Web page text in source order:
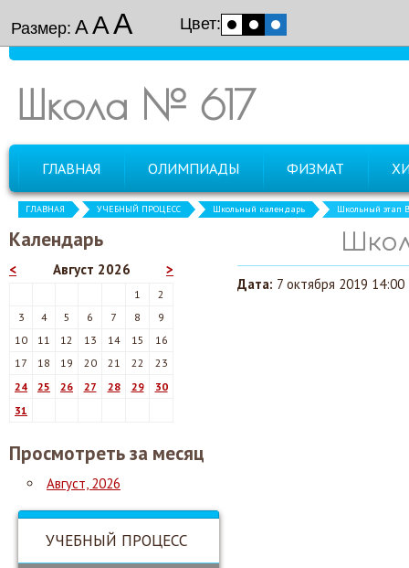
Размер: ААА Цвет:
Школа № 617
ГЛАВНАЯ ОЛИМПИАДЫ ФИЗМАТ
ГЛАВНАЯ УЧЕБНЫЙ ПРОЦЕСС Школьный календарь Школьный этап
Календарь
< >
Август 2026
1
2
3
4 5 6 7 8
9
10
11 12 13 14 15
16
17
18 19 20 21 22
23
24
25 26 27 28 29
30
31
Просмотреть за месяц
Август, 2026
УЧЕБНЫЙ ПРОЦЕСС
Дата: 7 октября 2019 14:00